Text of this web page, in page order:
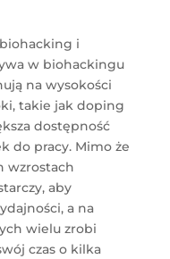
i
w biohackingu
na wysokości
takie jak doping
dostępność
do pracy. Mimo że
wzrostach
aby
a na
wielu zrobi
czas o kilka